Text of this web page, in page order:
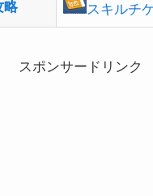
略 スキルチ
スポンサードリンク